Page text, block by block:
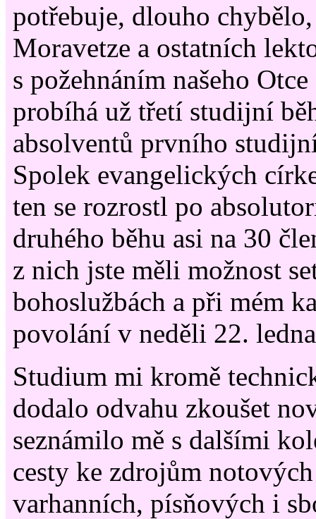
potřebuje, dlouho
Moravetze a ostatních
s požehnáním našeho
probíhá už třetí studijní
absolventů prvního
Spolek evangelických
ten se rozrostl po
druhého běhu asi na 30
z nich jste měli možnost
bohoslužbách a při mém
povolání v neděli 22.
Studium mi kromě
dodalo odvahu zkoušet
seznámilo mě s dalšími
cesty ke zdrojům
varhanních, písňových i